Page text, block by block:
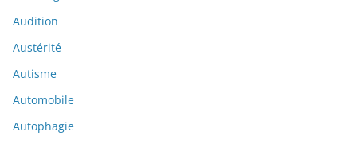
Audition
Austérité
Autisme
Automobile
Autophagie